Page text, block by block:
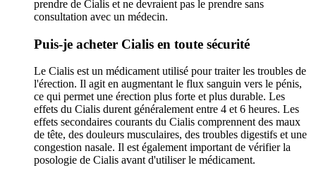
prendre de Cialis et ne devraient pas le prendre sans
consultation avec un médecin.
Puis-je acheter Cialis en toute sécurité
Le Cialis est un médicament utilisé pour traiter les troubles de
l'érection. Il agit en augmentant le flux sanguin vers le pénis,
ce qui permet une érection plus forte et plus durable. Les
effets du Cialis durent généralement entre 4 et 6 heures. Les
effets secondaires courants du Cialis comprennent des maux
de tête, des douleurs musculaires, des troubles digestifs et une
congestion nasale. Il est également important de vérifier la
posologie de Cialis avant d'utiliser le médicament.